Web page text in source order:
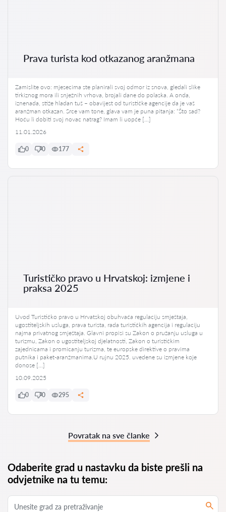
Prava turista kod otkazanog aranžmana
Zamislite ovo: mjesecima ste planirali svoj odmor iz snova, gledali slike
tirkiznog mora ili snježnih vrhova, brojali dane do polaska. A onda,
iznenada, stiže hladan tuš – obavijest od turističke agencije da je vaš
aranžman otkazan. Srce vam tone, glava vam je puna pitanja: “Što sad?
Hoću li dobiti svoj novac natrag? Imam li uopće […]
11.01.2026
0 0 177
Turističko pravo u Hrvatskoj: izmjene i
praksa 2025
Uvod Turističko pravo u Hrvatskoj obuhvaća regulaciju smještaja,
ugostiteljskih usluga, prava turista, rada turističkih agencija i regulaciju
najma privatnog smještaja. Glavni propisi su Zakon o pružanju usluga u
turizmu, Zakon o ugostiteljskoj djelatnosti, Zakon o turističkim
zajednicama i promicanju turizma, te europske direktive o pravima
putnika i paket-aranžmanima.U rujnu 2025. uvedene su izmjene koje
donose […]
10.09.2025
0 0 295
Povratak na sve članke
Odaberite grad u nastavku da biste prešli na
odvjetnike na tu temu: